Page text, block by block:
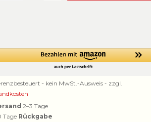
- kein MwSt.-Ausweis - zzgl.
2–3 Tage
Tage Rückgabe